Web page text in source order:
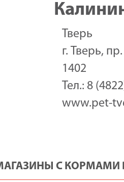
Тверь
г. Тверь,
1402
Тел.: 8
www.pet-
С КОРМАМИ